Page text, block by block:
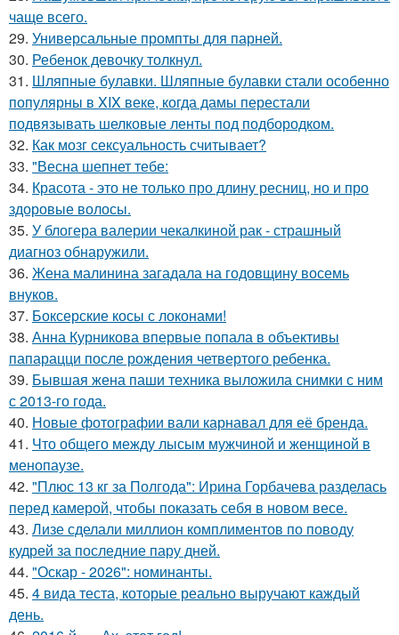
чаще всего.
29. Универсальные промпты для парней.
30. Ребенок девочку толкнул.
31. Шляпные булавки. Шляпные булавки стали особенно
популярны в XIX веке, когда дамы перестали
подвязывать шелковые ленты под подбородком.
32. Как мозг сексуальность считывает?
33. "Весна шепнет тебе:
34. Красота - это не только про длину ресниц, но и про
здоровые волосы.
35. У блогера валерии чекалкиной рак - страшный
диагноз обнаружили.
36. Жена малинина загадала на годовщину восемь
внуков.
37. Боксерские косы с локонами!
38. Анна Курникова впервые попала в объективы
папарацци после рождения четвертого ребенка.
39. Бывшая жена паши техника выложила снимки с ним
с 2013-го года.
40. Новые фотографии вали карнавал для её бренда.
41. Что общего между лысым мужчиной и женщиной в
менопаузе.
42. "Плюс 13 кг за Полгода": Ирина Горбачева разделась
перед камерой, чтобы показать себя в новом весе.
43. Лизе сделали миллион комплиментов по поводу
кудрей за последние пару дней.
44. "Оскар - 2026": номинанты.
45. 4 вида теста, которые реально выручают каждый
день.